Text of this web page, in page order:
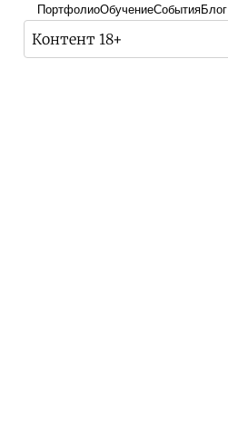
ПортфолиоОбучениеСобытияБлог
Контент 18+